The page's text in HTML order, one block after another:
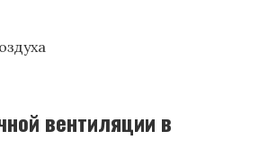
вентиляции в